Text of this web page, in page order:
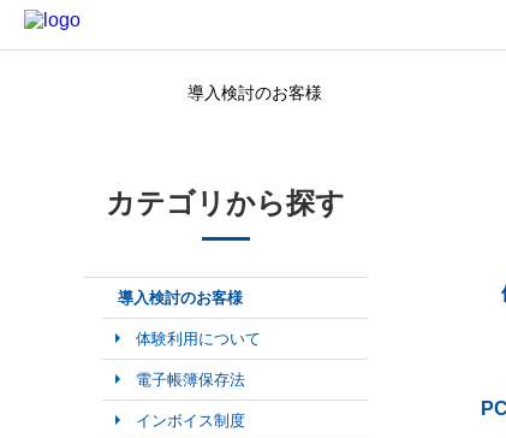
カテゴリから探す導入検討のお客様
カテゴリから探す
導入検討のお客様
体験利用について
電子帳簿保存法
インボイス制度